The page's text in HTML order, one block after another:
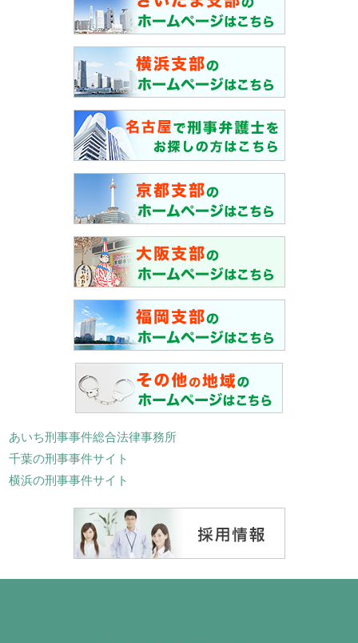
あいち刑事事件総合法律事務所
千葉の刑事事件サイト
横浜の刑事事件サイト